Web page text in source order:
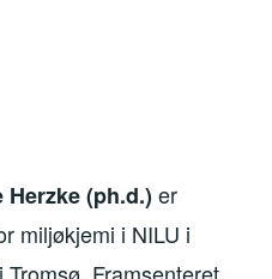
Herzke (ph.d.)er
miljøkjemi i NILU i